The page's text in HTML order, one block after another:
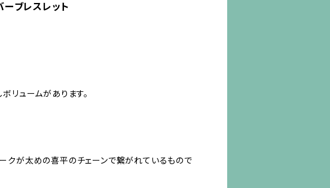
ブレスレット
リュームがあります。
クが太めの喜平のチェーンで繋がれているもので